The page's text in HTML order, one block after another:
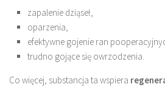
zapalenie dziąseł,
oparzenia,
efektywne gojenie ran
trudno gojące się owrzodzenia.
Co więcej, substancja ta wspiera